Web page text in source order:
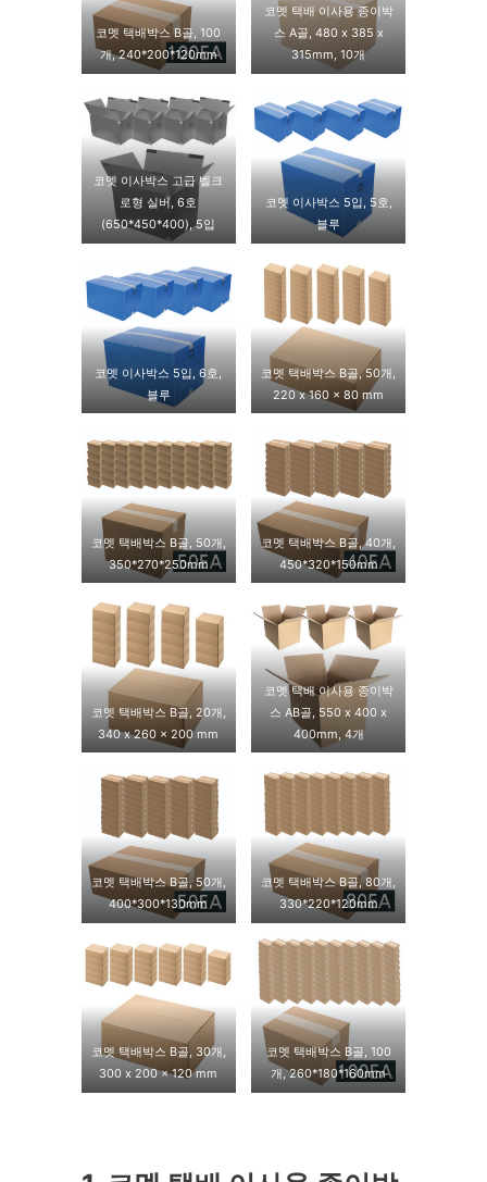
코멧 택배박스 B골, 100
개, 240*200*120mm
코멧 택배 이사용 종이박
스 A골, 480 x 385 x
315mm, 10개
코멧 이사박스 고급 벨크
로형 실버, 6호
(650*450*400), 5입
코멧 이사박스 5입, 5호,
블루
코멧 이사박스 5입, 6호,
블루
코멧 택배박스 B골, 50개,
220 x 160 x 80 mm
코멧 택배박스 B골, 50개,
350*270*250mm
코멧 택배박스 B골, 40개,
450*320*150mm
코멧 택배박스 B골, 20개,
340 x 260 x 200 mm
코멧 택배 이사용 종이박
스 AB골, 550 x 400 x
400mm, 4개
코멧 택배박스 B골, 50개,
400*300*130mm
코멧 택배박스 B골, 80개,
330*220*120mm
코멧 택배박스 B골, 30개,
300 x 200 x 120 mm
코멧 택배박스 B골, 100
개, 260*180*160mm